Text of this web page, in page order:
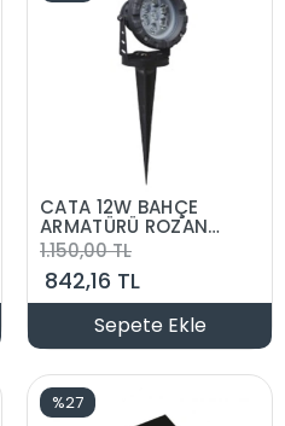
CATA 12W BAHÇE
ARMATÜRÜ ROZANS
VE KAZIKLI AMBER
1.150,00 TL
842,16 TL
Sepete Ekle
%27